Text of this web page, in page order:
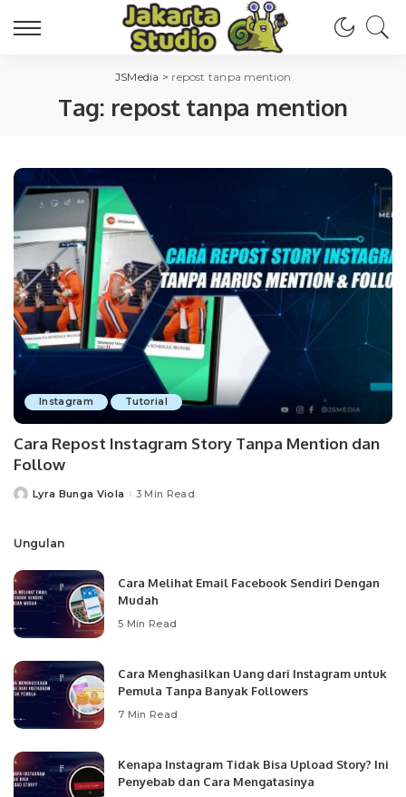
JSMedia > repost tanpa mention
Tag: repost tanpa mention
Instagram Tutorial
Cara Repost Instagram Story Tanpa Mention dan
Follow
PostedLyra Bunga Viola 3 Min Read
Ungulan
Cara Melihat Email Facebook Sendiri Dengan
Mudah
5 Min Read
Cara Menghasilkan Uang dari Instagram untuk
Pemula Tanpa Banyak Followers
7 Min Read
Kenapa Instagram Tidak Bisa Upload Story? Ini
Penyebab dan Cara Mengatasinya